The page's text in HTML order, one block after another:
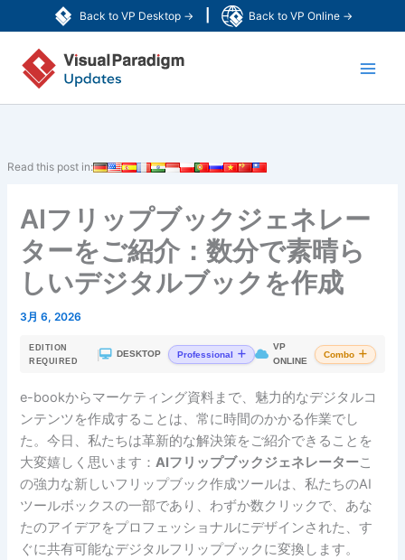
Back to VP Desktop → Back to VP Online →
容
Read this post in:
AIフリップブックジェネレー
ターをご紹介：数分で素晴ら
しいデジタルブックを作成
3月 6, 2026
EDITION
REQUIRED
DESKTOP Professional
VP
ONLINE
Combo
e-bookからマーケティング資料まで、魅力的なデジタルコ
ンテンツを作成することは、常に時間のかかる作業でし
た。今日、私たちは革新的な解決策をご紹介できることを
大変嬉しく思います：AIフリップブックジェネレーターこ
の強力な新しいフリップブック作成ツールは、私たちのAI
ツールボックスの一部であり、わずか数クリックで、あな
たのアイデアをプロフェッショナルにデザインされた、す
ぐに共有可能なデジタルフリップブックに変換します。